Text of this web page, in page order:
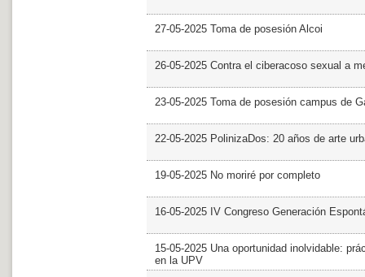
27-05-2025 Toma de posesión Alcoi
26-05-2025 Contra el ciberacoso sexual a
23-05-2025 Toma de posesión campus de
22-05-2025 PolinizaDos: 20 años de arte
19-05-2025 No moriré por completo
16-05-2025 IV Congreso Generación
15-05-2025 Una oportunidad inolvidable:
en la UPV